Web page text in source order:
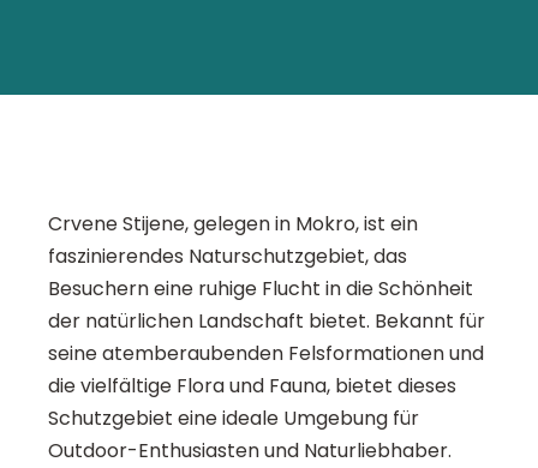
Crvene Stijene, gelegen in Mokro, ist ein
faszinierendes Naturschutzgebiet, das
Besuchern eine ruhige Flucht in die Schönheit
der natürlichen Landschaft bietet. Bekannt für
seine atemberaubenden Felsformationen und
die vielfältige Flora und Fauna, bietet dieses
Schutzgebiet eine ideale Umgebung für
Outdoor-Enthusiasten und Naturliebhaber.